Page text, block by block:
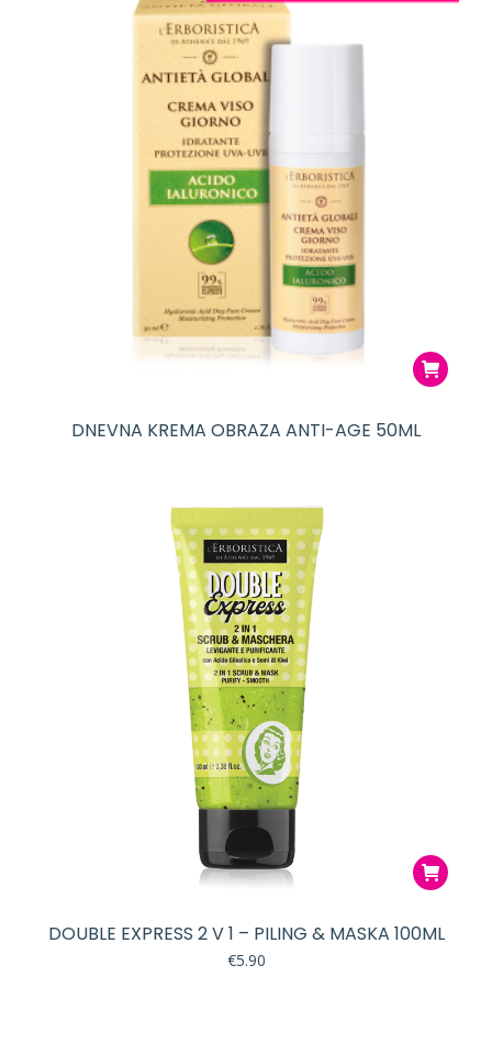
DNEVNA KREMA OBRAZA ANTI-AGE 50ML
DOUBLE EXPRESS 2 V 1 – PILING & MASKA 100ML
€5.90